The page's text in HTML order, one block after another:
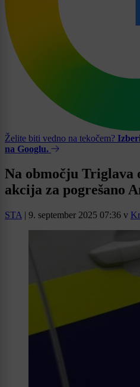
Želite biti vedno na tekočem?
na Googlu.
Na območju Triglava
akcija za pogrešano
STA | 9. september 2025 07:36 v